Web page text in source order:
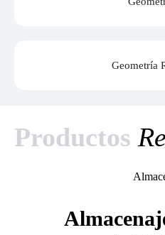
Geometría
Productos